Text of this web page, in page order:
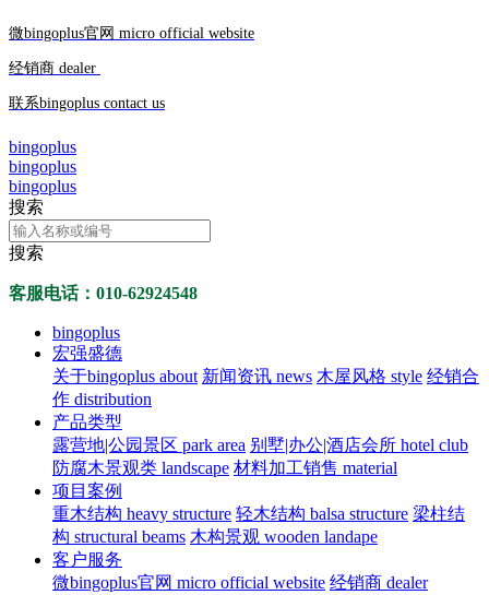
微bingoplus官网 micro official website
经销商 dealer
联系bingoplus contact us
bingoplus
bingoplus
bingoplus
搜索
搜索
客服电话：010-62924548
bingoplus
宏强盛德
关于bingoplus about 新闻资讯 news 木屋风格 style 经销合
作 distribution
产品类型
露营地|公园景区 park area 别墅|办公|酒店会所 hotel club
防腐木景观类 landscape 材料加工销售 material
项目案例
重木结构 heavy structure 轻木结构 balsa structure 梁柱结
构 structural beams 木构景观 wooden landape
客户服务
微bingoplus官网 micro official website 经销商 dealer